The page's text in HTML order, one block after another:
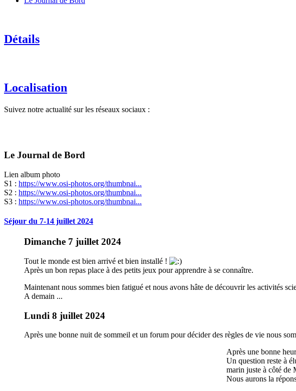
Détails
Localisation
Suivez notre actualité sur les réseaux sociaux :
Le Journal de Bord
Lien album photo
S1 : https://www.osi-photos.org/thumbnai...
S2 : https://www.osi-photos.org/thumbnai...
S3 : https://www.osi-photos.org/thumbnai...
Séjour du 7-14 juillet 2024
Dimanche 7 juillet 2024
Tout le monde est bien arrivé et bien installé !
Après un bon repas place à des petits jeux pour apprendre à se connaître.
Maintenant nous sommes bien fatigué et nous avons hâte de découvrir les activités
A demain ...
Lundi 8 juillet 2024
Après une bonne nuit de sommeil et un forum pour décider des règles de vie nous
Après une bonne
Un question reste à
marin juste à côté de
Nous aurons la